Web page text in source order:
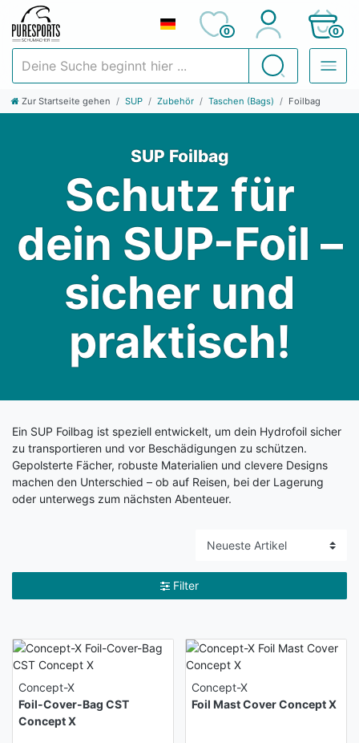
Suchen
0 0
Zur Startseite gehen SUP Zubehör Taschen (Bags) Foilbag
SUP Foilbag
Schutz für
dein SUP-Foil –
sicher und
praktisch!
Ein SUP Foilbag ist speziell entwickelt, um dein Hydrofoil sicher
zu transportieren und vor Beschädigungen zu schützen.
Gepolsterte Fächer, robuste Materialien und clevere Designs
machen den Unterschied – ob auf Reisen, bei der Lagerung
oder unterwegs zum nächsten Abenteuer.
Filter
Concept-X
Foil-Cover-Bag CST
Concept X
Concept-X
Foil Mast Cover Concept X